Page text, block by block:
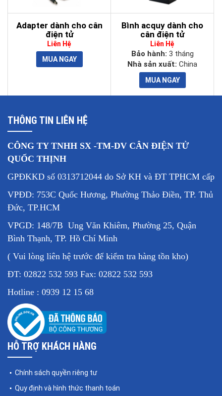
Adapter dành cho cân
điện tử
Liên Hệ
Bình acquy dành cho
cân điện tử
Liên Hệ
Bảo hành: 3 tháng
Nhà sản xuất: China
THÔNG TIN LIÊN HỆ
CÔNG TY TNHH SX -TM-DV CÂN ĐIỆN TỬ
QUỐC THỊNH
GPĐKKD số 0313712044 do Sở KH và ĐT TPHCM cấp
VPĐD: 753C Quốc Hương, Phường Thảo Điền, TP. Thủ
Đức, TP.HCM
VPGD: 148/7B Ung Văn Khiêm, Phường 25, Quận
Bình Thạnh, TP. Hồ Chí Minh
( Vui lòng liên hệ trước để kiểm tra hàng tồn kho)
ĐT: 02822 532 593 Fax: 02822 532 593
Hotline : 0939 12 15 68
HỖ TRỢ KHÁCH HÀNG
Chính sách quyền riêng tư
Quy định và hình thức thanh toán